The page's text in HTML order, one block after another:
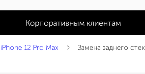
Корпоративным клиентам
iPhone 12 Pro Max Замена заднего